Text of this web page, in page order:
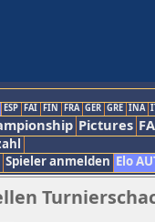
ESP FAI FIN FRA GER GRE INA
Pictures
Spieler anmelden Elo